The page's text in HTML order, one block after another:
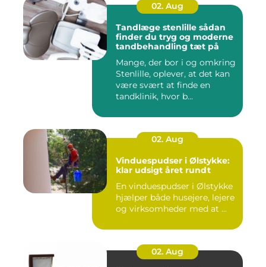
02. Aug
Tandlæge stenlille sådan
finder du tryg og moderne
tandbehandling tæt på
Mange, der bor i og omkring
Stenlille, oplever, at det kan
være svært at finde en
tandklinik, hvor b...
02. Aug
Vinduespudser i Ølstykke:
klar udsigt året rundt
En vinduespudser i Ølstykke
hjælper både husejere, lejere
og virksomheder med at ...
02. Aug